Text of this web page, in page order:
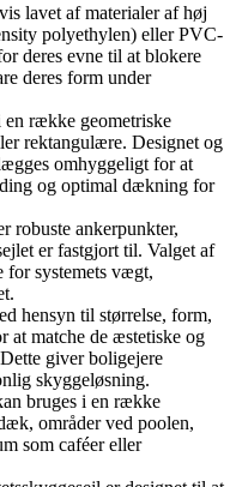
lavet af materialer af høj
polyethylen) eller PVC-
deres evne til at blokere
deres form under
række geometriske
rektangulære. Designet og
omhyggeligt for at
og optimal dækning for
robuste ankerpunkter,
er fastgjort til. Valget af
for systemets vægt,
hensyn til størrelse, form,
at matche de æstetiske og
giver boligejere
skyggeløsning.
bruges i en række
områder ved poolen,
som caféer eller